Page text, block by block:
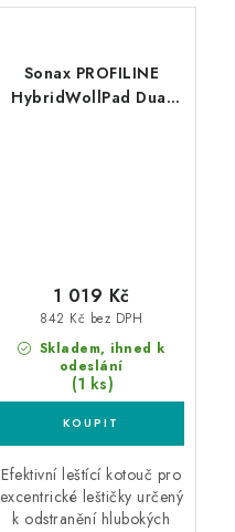
Sonax PROFILINE
HybridWollPad Dual
Skladem, ihned k
odeslání
(1 ks)
842 Kč bez DPH
1 019 Kč
Efektivní leštící kotouč pro
excentrické leštičky určený
k odstranění hlubokých